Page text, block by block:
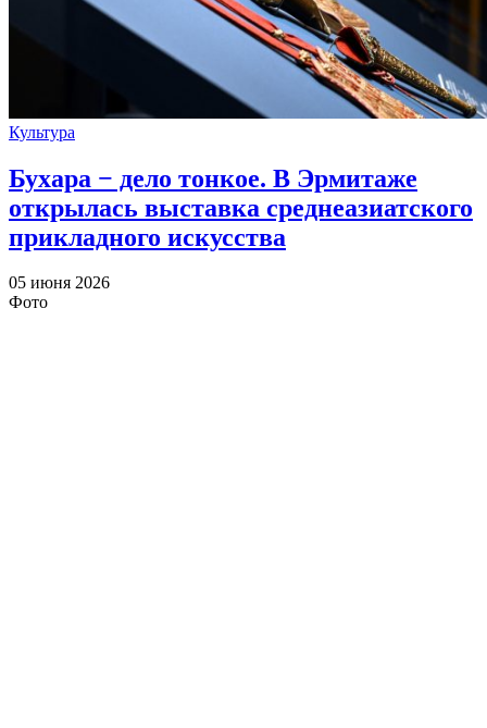
Культура
Бухара − дело тонкое. В Эрмитаже
открылась выставка среднеазиатского
прикладного искусства
05 июня 2026
Фото